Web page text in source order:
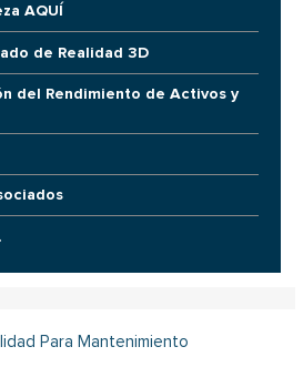
AQUÍ
de Realidad 3D
del Rendimiento de Activos y
Para Mantenimiento